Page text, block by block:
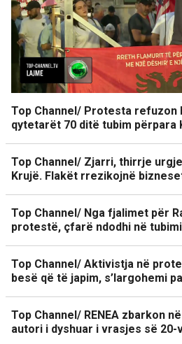
Top Channel/ Protesta refuzon
qytetarët 70 ditë tubim përpara
Top Channel/ Zjarri, thirrje
Krujë. Flakët rrezikojnë
Top Channel/ Nga fjalimet për
protestë, çfarë ndodhi në
Top Channel/ Aktivistja në
besë që të japim, s’largohemi
Top Channel/ RENEA zbarkon
autori i dyshuar i vrasjes së